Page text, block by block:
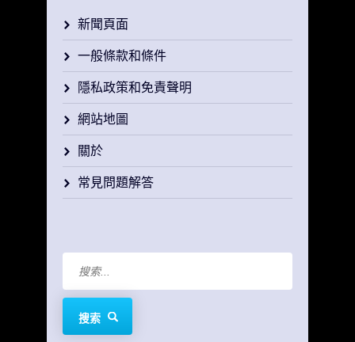
新聞頁面
一般條款和條件
隱私政策和免責聲明
網站地圖
關於
常見問題解答
搜索